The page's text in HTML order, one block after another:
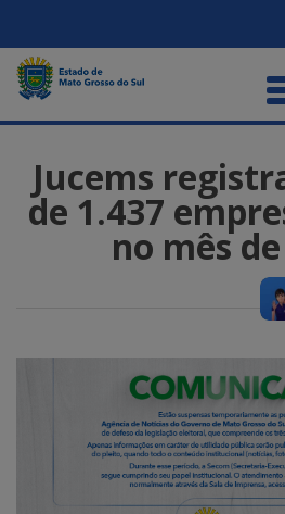
Jucems
de 1.437
no mês